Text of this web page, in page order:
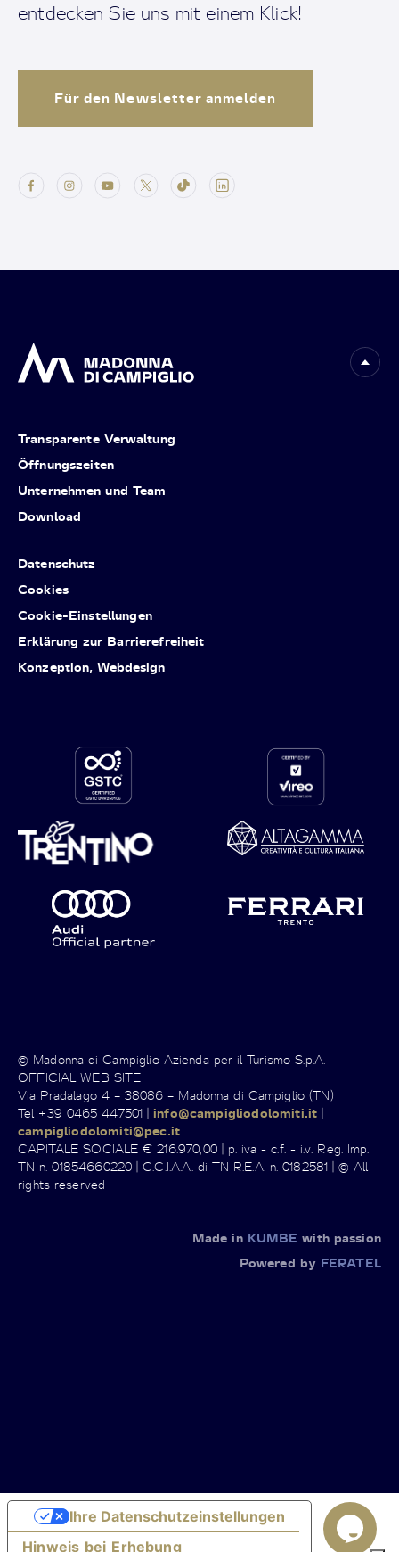
entdecken Sie uns mit einem Klick!
Für den Newsletter anmelden
Transparente Verwaltung
Öffnungszeiten
Unternehmen und Team
Download
Datenschutz
Cookies
Cookie-Einstellungen
Erklärung zur Barrierefreiheit
Konzeption, Webdesign
© Madonna di Campiglio Azienda per il Turismo S.p.A. -
OFFICIAL WEB SITE
Via Pradalago 4 – 38086 – Madonna di Campiglio (TN)
Tel +39 0465 447501 |info@campigliodolomiti.it |
campigliodolomiti@pec.it
CAPITALE SOCIALE € 216.970,00 | p. iva - c.f. - i.v. Reg. Imp.
TN n. 01854660220 | C.C.I.A.A. di TN R.E.A. n. 0182581 | © All
rights reserved
Made in KUMBE with passion
Powered by FERATEL
Hinweis bei Erhebung
Ihre Datenschutzeinstellungen